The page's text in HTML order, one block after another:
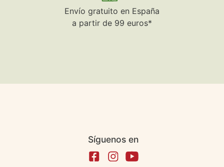
Envío gratuito en España
a partir de 99 euros*
Síguenos en